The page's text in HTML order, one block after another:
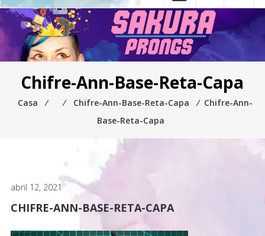
Chifre-Ann-Base-Reta-Capa
Casa ⁄ ⁄ Chifre-Ann-Base-Reta-Capa ⁄ Chifre-Ann-
Base-Reta-Capa
abril 12, 2021
CHIFRE-ANN-BASE-RETA-CAPA